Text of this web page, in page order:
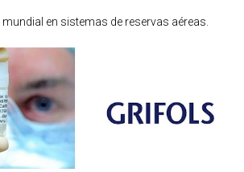
mundial en sistemas de reservas aéreas.